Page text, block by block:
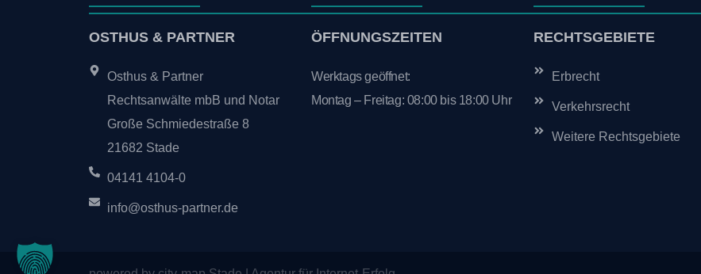
OSTHUS & PARTNER
Osthus & Partner
Rechtsanwälte mbB und Notar
Große Schmiedestraße 8
21682 Stade
04141 4104-0
info@osthus-partner.de
ÖFFNUNGSZEITEN
Werktags geöffnet:
Montag – Freitag: 08:00 bis 18:00 Uhr
RECHTSGEBIETE
Erbrecht
Verkehrsrecht
Weitere Rechtsgebiete